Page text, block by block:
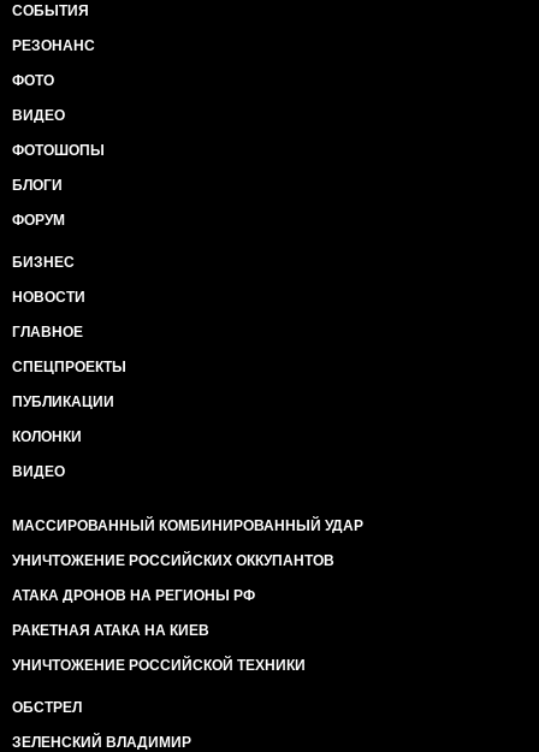
СОБЫТИЯ
РЕЗОНАНС
ФОТО
ВИДЕО
ФОТОШОПЫ
БЛОГИ
ФОРУМ
БИЗНЕС
НОВОСТИ
ГЛАВНОЕ
СПЕЦПРОЕКТЫ
ПУБЛИКАЦИИ
КОЛОНКИ
ВИДЕО
МАССИРОВАННЫЙ КОМБИНИРОВАННЫЙ УДАР
УНИЧТОЖЕНИЕ РОССИЙСКИХ ОККУПАНТОВ
АТАКА ДРОНОВ НА РЕГИОНЫ РФ
РАКЕТНАЯ АТАКА НА КИЕВ
УНИЧТОЖЕНИЕ РОССИЙСКОЙ ТЕХНИКИ
ОБСТРЕЛ
ЗЕЛЕНСКИЙ ВЛАДИМИР